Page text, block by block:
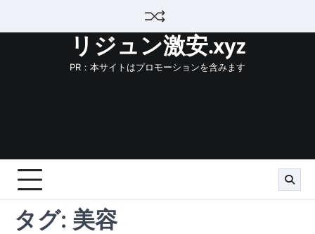
リジュン激安.xyz
PR：本サイトはプロモーションを含みます
タグ: 美容